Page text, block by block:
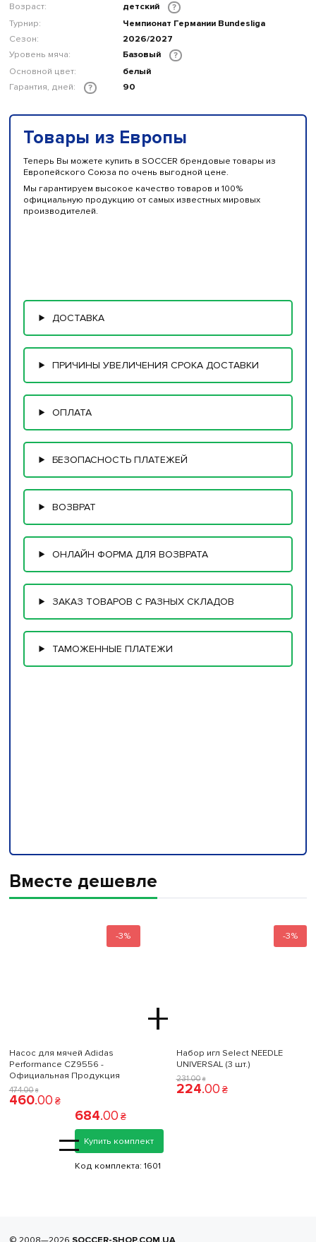
Возраст:
детский
?
Турнир:
Чемпионат Германии Bundesliga
Сезон:
2026/2027
Уровень мяча:
Базовый
?
Основной цвет:
белый
Гарантия, дней:
? 90
Товары из Европы
Теперь Вы можете купить в SOCCER брендовые товары из
Европейского Союза по очень выгодной цене.
Мы гарантируем высокое качество товаров и 100%
официальную продукцию от самых известных мировых
производителей.
ДОСТАВКА
ПРИЧИНЫ УВЕЛИЧЕНИЯ СРОКА ДОСТАВКИ
ОПЛАТА
БЕЗОПАСНОСТЬ ПЛАТЕЖЕЙ
ВОЗВРАТ
ОНЛАЙН ФОРМА ДЛЯ ВОЗВРАТА
ЗАКАЗ ТОВАРОВ С РАЗНЫХ СКЛАДОВ
ТАМОЖЕННЫЕ ПЛАТЕЖИ
Вместе дешевле
-3%
+
Насос для мячей Adidas
Performance CZ9556 -
Официальная Продукция
474.00 ₴
460.00 ₴
-3%
Набор игл Select NEEDLE
UNIVERSAL (3 шт.)
231.00 ₴
224.00 ₴
=
684.00 ₴
Купить комплект
Код комплекта: 1601